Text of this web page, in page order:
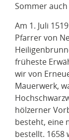
Sommer
Am 1. Juli
Pfarrer von
früheste
wir von
Mauerwerk,
hölzerner
besteht, eine
bestellt. 1658